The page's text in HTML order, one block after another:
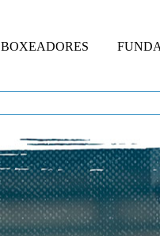
BOXEADORES